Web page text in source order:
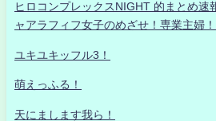
ヒロコンプレックスNIGHT 的まとめ速
ャアラフィフ女子のめざせ！専業主婦
ユキユキッフル3！
萌えっふる！
天にまします我ら！